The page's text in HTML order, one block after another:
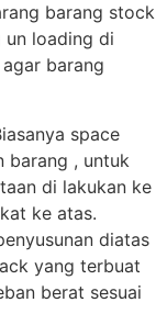
barang stock
un loading di
barang
space
barang , untuk
di lakukan ke
ke atas.
diatas
yang terbuat
berat sesuai